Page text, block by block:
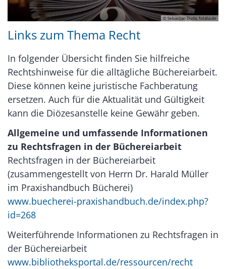
© Sebastian Duda, fotalia.de
Links zum Thema Recht
In folgender Übersicht finden Sie hilfreiche
Rechtshinweise für die alltägliche Büchereiarbeit.
Diese können keine juristische Fachberatung
ersetzen. Auch für die Aktualität und Gültigkeit
kann die Diözesanstelle keine Gewähr geben.
Allgemeine und umfassende Informationen
zu Rechtsfragen in der Büchereiarbeit
Rechtsfragen in der Büchereiarbeit
(zusammengestellt von Herrn Dr. Harald Müller
im Praxishandbuch Bücherei)
www.buecherei-praxishandbuch.de/index.php?
id=268
Weiterführende Informationen zu Rechtsfragen in
der Büchereiarbeit
www.bibliotheksportal.de/ressourcen/recht